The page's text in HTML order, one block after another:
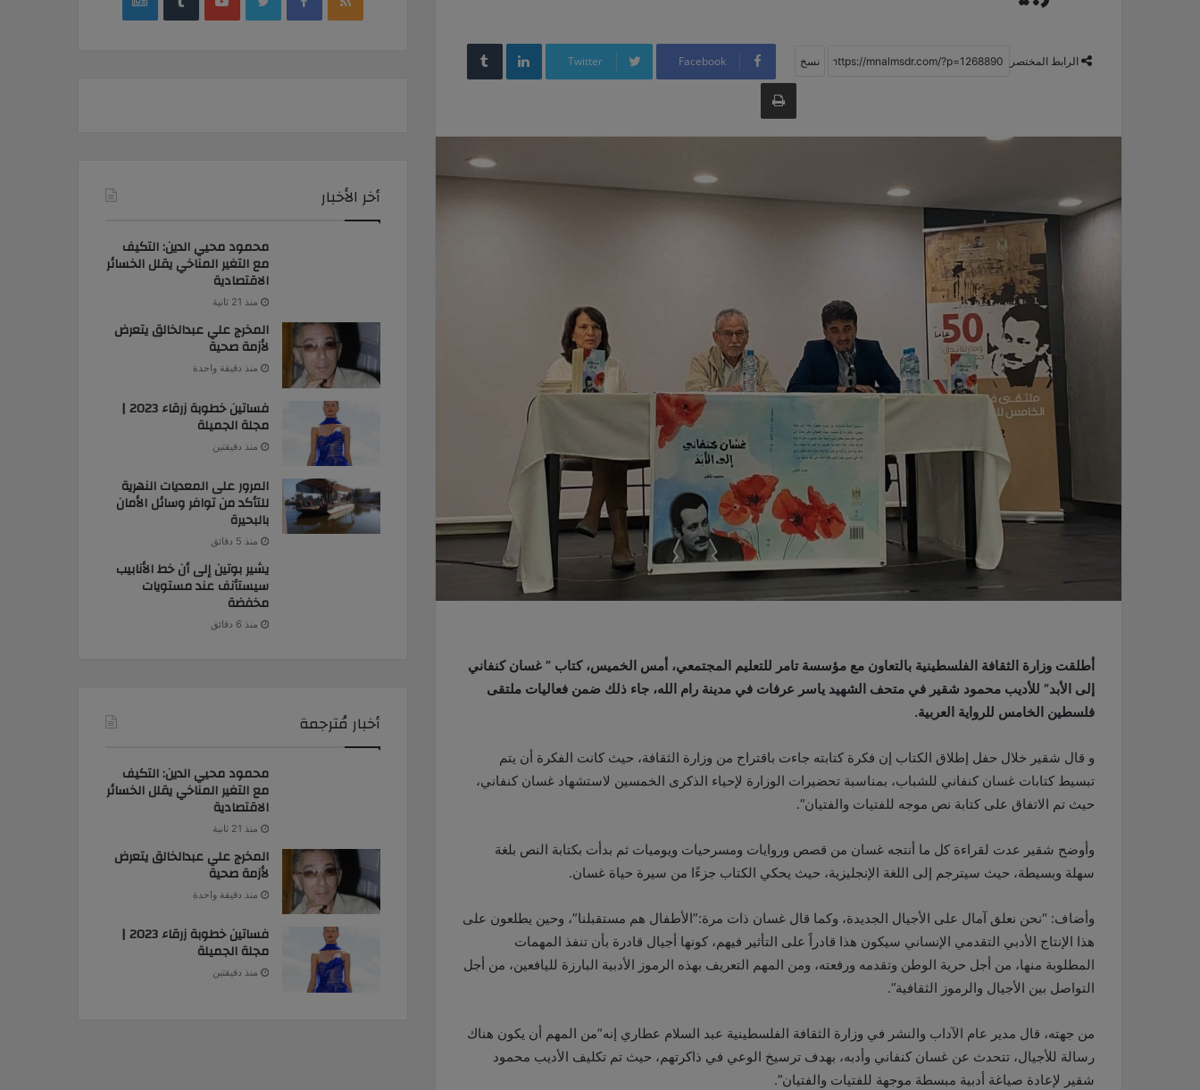
الرابط المختصر Facebook
Twitter
LinkedIn
‏Tumblr
طباعة
أطلقت وزارة الثقافة الفلسطينية بالتعاون مع مؤسسة تامر للتعليم المجتمعي، أمس الخميس، كتاب ” غسان كنفاني
إلى الأبد” للأديب محمود شقير في متحف الشهيد ياسر عرفات في مدينة رام الله، جاء ذلك ضمن فعاليات ملتقى
فلسطين الخامس للرواية العربية.
و قال شقير خلال حفل إطلاق الكتاب إن فكرة كتابته جاءت باقتراح من وزارة الثقافة، حيث كانت الفكرة أن يتم
تبسيط كتابات غسان كنفاني للشباب، بمناسبة تحضيرات الوزارة لإحياء الذكرى الخمسين لاستشهاد غسان كنفاني،
حيث تم الاتفاق على كتابة نص موجه للفتيات والفتيان”.
وأوضح شقير عدت لقراءة كل ما أنتجه غسان من قصص وروايات ومسرحيات ويوميات ثم بدأت بكتابة النص بلغة
سهلة وبسيطة، حيث سيترجم إلى اللغة الإنجليزية، حيث يحكي الكتاب جزءًا من سيرة حياة غسان.
وأضاف: “نحن نعلق آمال على الأجيال الجديدة، وكما قال غسان ذات مرة:”الأطفال هم مستقبلنا”، وحين يطلعون على
هذا الإنتاج الأدبي التقدمي الإنساني سيكون هذا قادراً على التأثير فيهم، كونها أجيال قادرة بأن تنفذ المهمات
المطلوبة منها، من أجل حرية الوطن وتقدمه ورفعته، ومن المهم التعريف بهذه الرموز الأدبية البارزة لليافعين، من أجل
التواصل بين الأجيال والرموز الثقافية”.
من جهته، قال مدير عام الآداب والنشر في وزارة الثقافة الفلسطينية عبد السلام عطاري إنه”من المهم أن يكون هناك
رسالة للأجيال، تتحدث عن غسان كنفاني وأدبه، بهدف ترسيخ الوعي في ذاكرتهم، حيث تم تكليف الأديب محمود
شقير لإعادة صياغة أدبية مبسطة موجهة للفتيات والفتيان”.
أخر الأخبار
محمود محيي الدين: التكيف
مع التغير المناخي يقلل الخسائر
الاقتصادية
منذ 21 ثانية
المخرج علي عبدالخالق يتعرض
لأزمة صحية
منذ دقيقة واحدة
فساتين خطوبة زرقاء 2023 |
مجلة الجميلة
منذ دقيقتين
المرور على المعديات النهرية
للتأكد من توافر وسائل الأمان
بالبحيرة
منذ 5 دقائق
يشير بوتين إلى أن خط الأنابيب
سيستأنف عند مستويات
مخفضة
منذ 6 دقائق
أخبار مُترجمة
محمود محيي الدين: التكيف
مع التغير المناخي يقلل الخسائر
الاقتصادية
منذ 21 ثانية
المخرج علي عبدالخالق يتعرض
لأزمة صحية
منذ دقيقة واحدة
فساتين خطوبة زرقاء 2023 |
مجلة الجميلة
منذ دقيقتين